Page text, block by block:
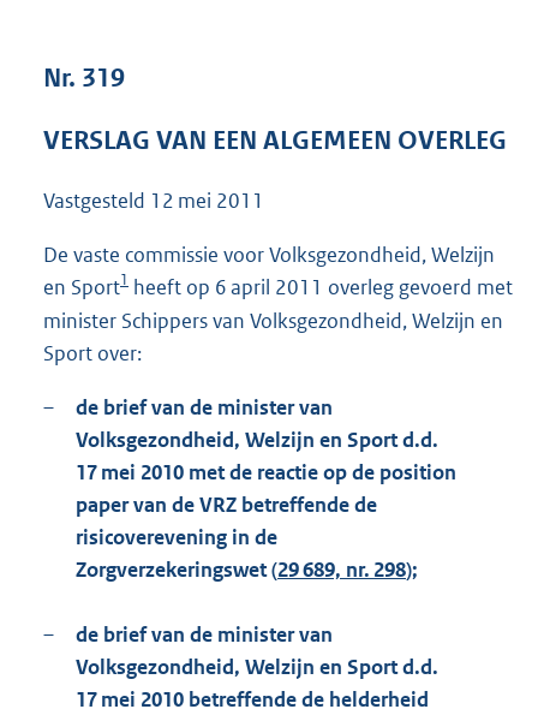
e
3
Nr. 319
VERSLAG VAN EEN ALGEMEEN OVERLEG
Vastgesteld 12 mei 2011
De vaste commissie voor Volksgezondheid, Welzijn
en Sport1 heeft op 6 april 2011 overleg gevoerd met
minister Schippers van Volksgezondheid, Welzijn en
Sport over:
–
de brief van de minister van
Volksgezondheid, Welzijn en Sport d.d.
17 mei 2010 met de reactie op de position
paper van de VRZ betreffende de
risicoverevening in de
Zorgverzekeringswet (29 689, nr. 298);
–
de brief van de minister van
Volksgezondheid, Welzijn en Sport d.d.
17 mei 2010 betreffende de helderheid